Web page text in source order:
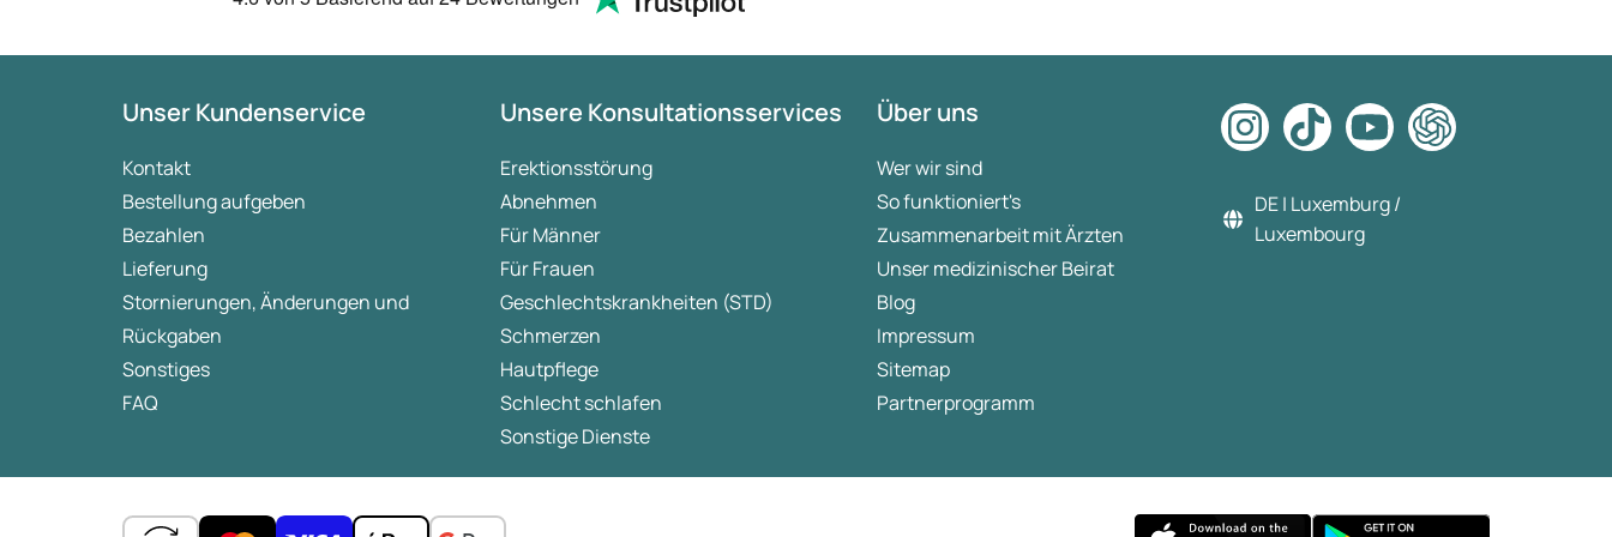
Unser Kundenservice
Kontakt
Bestellung aufgeben
Bezahlen
Lieferung
Stornierungen, Änderungen und
Rückgaben
Sonstiges
FAQ
Unsere Konsultationsservices
Erektionsstörung
Abnehmen
Für Männer
Für Frauen
Geschlechtskrankheiten (STD)
Schmerzen
Hautpflege
Schlecht schlafen
Sonstige Dienste
Über uns
Wer wir sind
So funktioniert's
Zusammenarbeit mit Ärzten
Unser medizinischer Beirat
Blog
Impressum
Sitemap
Partnerprogramm
DE | Luxemburg /
Luxembourg